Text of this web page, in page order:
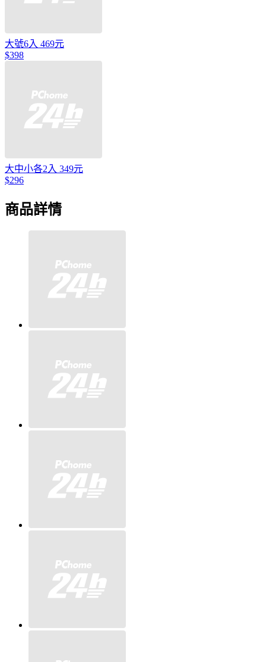
大號6入 469元
$398
大中小各2入 349元
$296
商品詳情